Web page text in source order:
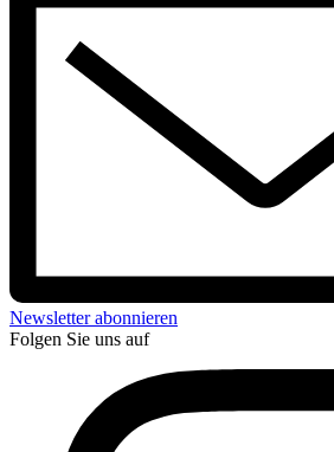
Newsletter abonnieren
Folgen Sie uns auf